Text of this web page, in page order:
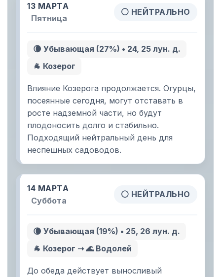
13 МАРТА
Пятница
⚪ НЕЙТРАЛЬНО
🌘 Убывающая (27%) • 24, 25 лун. д.
🐐 Козерог
Влияние Козерога продолжается. Огурцы,
посеянные сегодня, могут отставать в
росте надземной части, но будут
плодоносить долго и стабильно.
Подходящий нейтральный день для
неспешных садоводов.
14 МАРТА
Суббота
⚪ НЕЙТРАЛЬНО
🌘 Убывающая (19%) • 25, 26 лун. д.
🐐 Козерог ➝ 🌊 Водолей
До обеда действует выносливый